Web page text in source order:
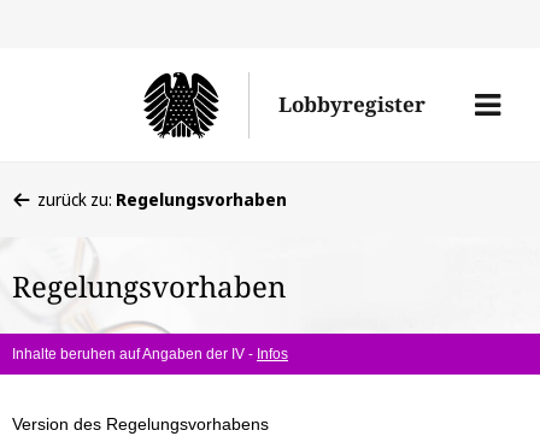
Lobbyregister
Menü
befinden
hier:
zurück zu: Regelungsvorhaben
Regelungsvorhaben
Inhalte beruhen auf Angaben der IV - Infos
Version des Regelungsvorhabens